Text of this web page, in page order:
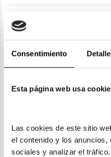
Consentimiento
Esta página web usa
Las cookies de este sitio
el contenido y los anuncios,
sociales y analizar el
Garantías
También te puede